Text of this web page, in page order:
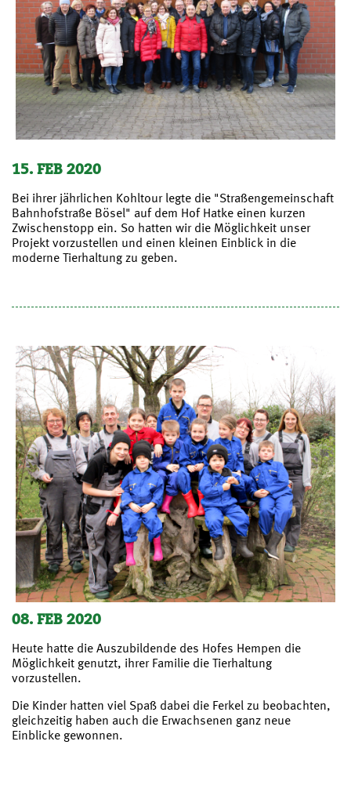
15. FEB 2020
Bei ihrer jährlichen Kohltour legte die "Straßengemeinschaft
Bahnhofstraße Bösel" auf dem Hof Hatke einen kurzen
Zwischenstopp ein. So hatten wir die Möglichkeit unser
Projekt vorzustellen und einen kleinen Einblick in die
moderne Tierhaltung zu geben.
08. FEB 2020
Heute hatte die Auszubildende des Hofes Hempen die
Möglichkeit genutzt, ihrer Familie die Tierhaltung
vorzustellen.
Die Kinder hatten viel Spaß dabei die Ferkel zu beobachten,
gleichzeitig haben auch die Erwachsenen ganz neue
Einblicke gewonnen.